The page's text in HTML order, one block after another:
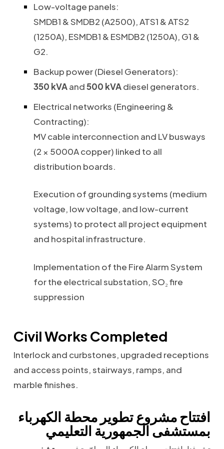
Low-voltage panels:
SMDB1 & SMDB2 (A2500), ATS1 & ATS2
(1250A), ESMDB1 & ESMDB2 (1250A), G1 &
G2.
Backup power (Diesel Generators):
350 kVAand500 kVAdiesel generators.
Electrical networks (Engineering &
Contracting):
MV cable interconnection and LV busways
(2 × 5000A copper) linked to all
distribution boards.
Execution of grounding systems (medium
voltage, low voltage, and low-current
systems) to protect all project equipment
and hospital infrastructure.
Implementation of the Fire Alarm System
for the electrical substation, SO₂ fire
suppression
Civil Works Completed
Interlock and curbstones, upgraded receptions
and access points, stairways, ramps, and
marble finishes.
افتتاح مشروع تطوير محطة الكهرباء
بمستشفى الجمهورية التعليمي